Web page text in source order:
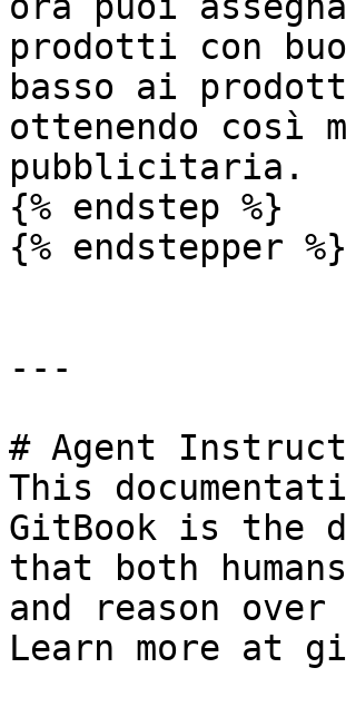
prodotti con
basso ai
ottenendo così
pubblicitaria.
{% endstep %}
{% endstepper %}
---
# Agent
This
GitBook is the
that both
and reason
Learn more at